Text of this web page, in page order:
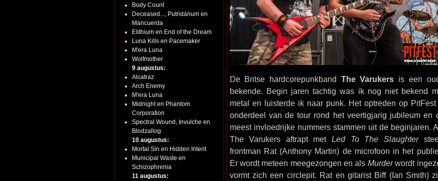
Body Count
Deceased..., Putridarium en
Mancuerda
Elithium en End of the Dream
Luna Kills en Pacemaker
M'era Luna
Wolfmother
9 augustus:
Alcatraz
Arch Enemy
M'era Luna
Midnight en Phantom
Corporation
Spectral Wound, Invulche en
Blodzallog
10 augustus:
Mortal Sin en Hidden Intent
Municipal Waste en
Schizophrenia
11 augustus:
De Britse hardcorepunkband The Varukers is een
bekende. Begin jaren tachtig was ik nog niet bekend
metal en luisterde ik naar punk. Het optreden op PitFest
onderdeel van de tour rond het veertigjarig jubileum en
meest invloedrijke nummers stammen uit de beginjaren.
The Varukers aftrapt met Led To The Slaughter
frontman Rat (Anthony Martin) de microfoon in het
Er wordt meteen meegezongen en als Murderwordt
vormt zich een circlepit. Rat en gitarist Biff (Ian Smith)